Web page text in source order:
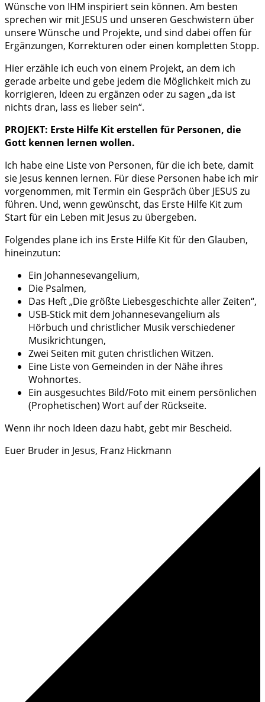
Wünsche von IHM inspiriert sein können. Am besten
sprechen wir mit JESUS und unseren Geschwistern über
unsere Wünsche und Projekte, und sind dabei offen für
Ergänzungen, Korrekturen oder einen kompletten Stopp.
Hier erzähle ich euch von einem Projekt, an dem ich
gerade arbeite und gebe jedem die Möglichkeit mich zu
korrigieren, Ideen zu ergänzen oder zu sagen „da ist
nichts dran, lass es lieber sein“.
PROJEKT: Erste Hilfe Kit erstellen für Personen, die
Gott kennen lernen wollen.
Ich habe eine Liste von Personen, für die ich bete, damit
sie Jesus kennen lernen. Für diese Personen habe ich mir
vorgenommen, mit Termin ein Gespräch über JESUS zu
führen. Und, wenn gewünscht, das Erste Hilfe Kit zum
Start für ein Leben mit Jesus zu übergeben.
Folgendes plane ich ins Erste Hilfe Kit für den Glauben,
hineinzutun:
Ein Johannesevangelium,
Die Psalmen,
Das Heft „Die größte Liebesgeschichte aller Zeiten“,
USB-Stick mit dem Johannesevangelium als
Hörbuch und christlicher Musik verschiedener
Musikrichtungen,
Zwei Seiten mit guten christlichen Witzen.
Eine Liste von Gemeinden in der Nähe ihres
Wohnortes.
Ein ausgesuchtes Bild/Foto mit einem persönlichen
(Prophetischen) Wort auf der Rückseite.
Wenn ihr noch Ideen dazu habt, gebt mir Bescheid.
Euer Bruder in Jesus, Franz Hickmann